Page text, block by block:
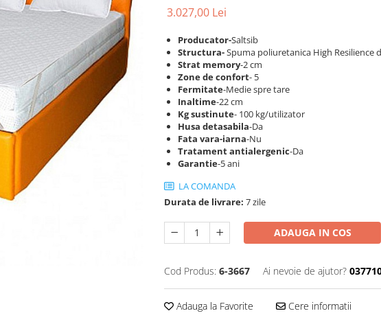
3.027,00 Lei
Producator-Saltsib
Structura-Spuma poliuretanica High Resilience
Strat memory-2 cm
Zone de confort- 5
Fermitate-Medie spre tare
Inaltime-22 cm
Kg sustinute- 100 kg/utilizator
Husa detasabila-Da
Fata vara-iarna-Nu
Tratament antialergenic-Da
Garantie-5 ani
LA COMANDA
Durata de livrare: 7 zile
ADAUGA IN COS
Cod Produs: 6-3667 Ai nevoie de ajutor?
Adauga la Favorite Cere informatii